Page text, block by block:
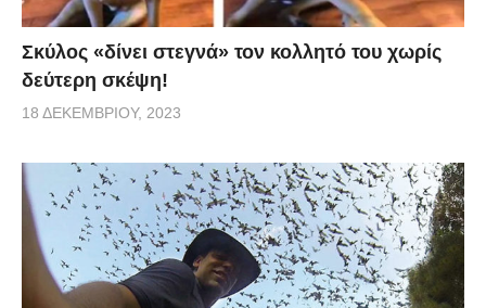
Σκύλος «δίνει στεγνά» τον κολλητό του χωρίς
δεύτερη σκέψη!
18 ΔΕΚΕΜΒΡΊΟΥ, 2023